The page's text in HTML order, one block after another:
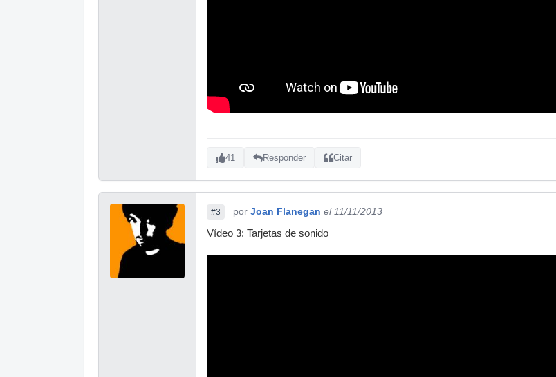
41 Responder Citar
#3 por Joan Flanegan el 11/11/2013
Vídeo 3: Tarjetas de sonido